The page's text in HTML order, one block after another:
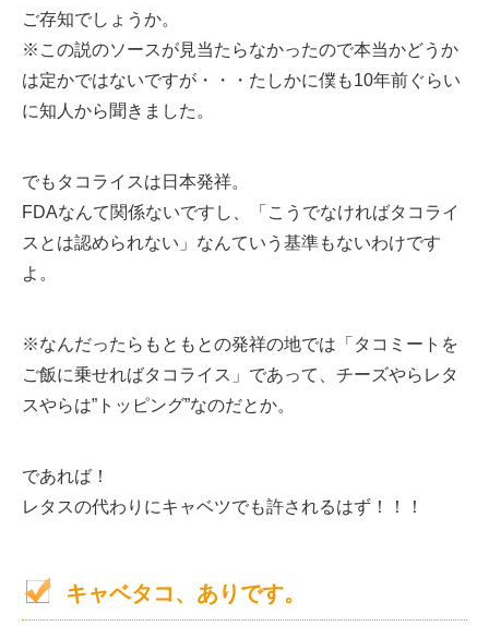
ご存知でしょうか。
※この説のソースが見当たらなかったので本当かどうか
は定かではないですが・・・たしかに僕も10年前ぐらい
に知人から聞きました。
でもタコライスは日本発祥。
FDAなんて関係ないですし、「こうでなければタコライ
スとは認められない」なんていう基準もないわけです
よ。
※なんだったらもともとの発祥の地では「タコミートを
ご飯に乗せればタコライス」であって、チーズやらレタ
スやらは”トッピング”なのだとか。
であれば！
レタスの代わりにキャベツでも許されるはず！！！
キャベタコ、ありです。